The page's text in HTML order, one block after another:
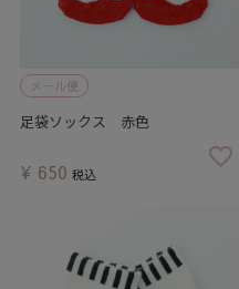
メール便
足袋ソックス 赤色
¥ 650 税込